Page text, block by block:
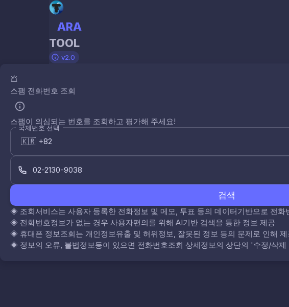
ARA
TOOL
v2.0
스팸 전화번호 조회
스팸이 의심되는 번호를 조회하고 평가해 주세요!
국제번호 선택
검색
◈ 조회서비스는 사용자 등록한 전화정보 및 메모, 투표 등의 데이터기반으로 전화
◈ 전화번호정보가 없는 경우 사용자편의를 위해 AI기반 검색을 통한 정보 제공
◈ 휴대폰 정보조회는 개인정보유출 및 허위정보, 잘못된 정보 등의 문제로 인해
◈ 정보의 오류, 불법정보등이 있으면 전화번호조회 상세정보의 상단의 '수정/삭